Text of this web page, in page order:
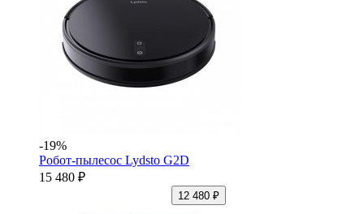
-19%
Робот-пылесос Lydsto G2D
15 480 ₽
12 480 ₽